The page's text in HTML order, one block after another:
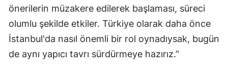
önerilerin müzakere edilerek başlaması, süreci
olumlu şekilde etkiler. Türkiye olarak daha önce
İstanbul'da nasıl önemli bir rol oynadıysak, bugün
de aynı yapıcı tavrı sürdürmeye hazırız.”